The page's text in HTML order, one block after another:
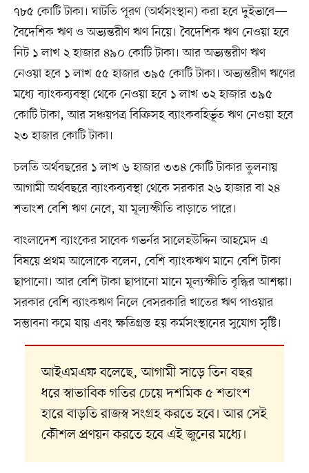
৭৮৫ কোটি টাকা। ঘাটতি পূরণ (অর্থসংস্থান) করা হবে দুইভাবে—
বৈদেশিক ঋণ ও অভ্যন্তরীণ ঋণ নিয়ে। বৈদেশিক ঋণ নেওয়া হবে
নিট ১ লাখ ২ হাজার ৪৯০ কোটি টাকা। আর অভ্যন্তরীণ ঋণ
নেওয়া হবে ১ লাখ ৫৫ হাজার ৩৯৫ কোটি টাকা। অভ্যন্তরীণ ঋণের
মধ্যে ব্যাংকব্যবস্থা থেকে নেওয়া হবে ১ লাখ ৩২ হাজার ৩৯৫
কোটি টাকা, আর সঞ্চয়পত্র বিক্রিসহ ব্যাংকবহির্ভূত ঋণ নেওয়া হবে
২৩ হাজার কোটি টাকা।
চলতি অর্থবছরের ১ লাখ ৬ হাজার ৩৩৪ কোটি টাকার তুলনায়
আগামী অর্থবছরে ব্যাংকব্যবস্থা থেকে সরকার ২৬ হাজার বা ২৪
শতাংশ বেশি ঋণ নেবে, যা মূল্যস্ফীতি বাড়াতে পারে।
বাংলাদেশ ব্যাংকের সাবেক গভর্নর সালেহউদ্দিন আহমেদ এ
বিষয়ে প্রথম আলোকে বলেন, বেশি ব্যাংকঋণ মানে বেশি টাকা
ছাপানো। আর বেশি টাকা ছাপানো মানে মূল্যস্ফীতি বৃদ্ধির আশঙ্কা।
সরকার বেশি ব্যাংকঋণ নিলে বেসরকারি খাতের ঋণ পাওয়ার
সম্ভাবনা কমে যায় এবং ক্ষতিগ্রস্ত হয় কর্মসংস্থানের সুযোগ সৃষ্টি।
আইএমএফ বলেছে, আগামী সাড়ে তিন বছর
ধরে স্বাভাবিক গতির চেয়ে দশমিক ৫ শতাংশ
হারে বাড়তি রাজস্ব সংগ্রহ করতে হবে। আর সেই
কৌশল প্রণয়ন করতে হবে এই জুনের মধ্যে।